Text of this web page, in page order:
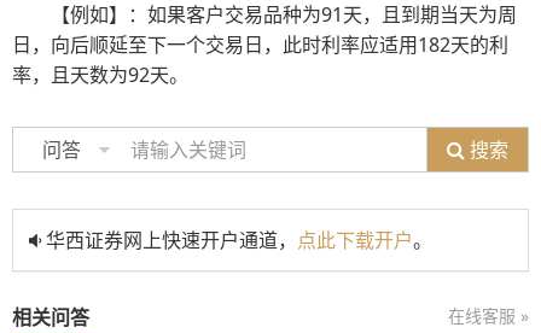
【例如】：如果客户交易品种为91天，且到期当天为周
日，向后顺延至下一个交易日，此时利率应适用182天的利
率，且天数为92天。
问答 搜索
华西证券网上快速开户通道， 点此下载开户。
相关问答 在线客服 »